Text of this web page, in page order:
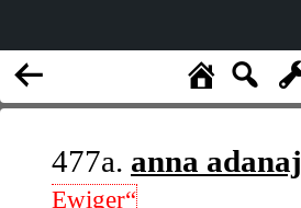
477a. anna adanaj
Ewiger“